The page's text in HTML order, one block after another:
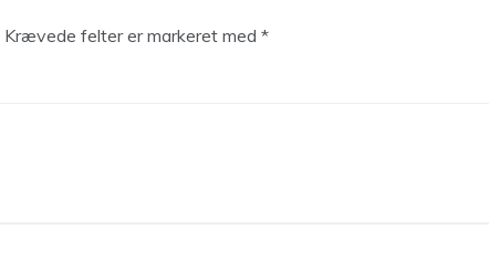
Krævede felter er markeret med *